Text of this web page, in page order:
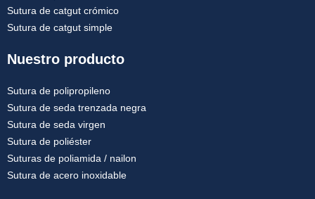
Sutura de catgut crómico
Sutura de catgut simple
Nuestro producto
Sutura de polipropileno
Sutura de seda trenzada negra
Sutura de seda virgen
Sutura de poliéster
Suturas de poliamida / nailon
Sutura de acero inoxidable